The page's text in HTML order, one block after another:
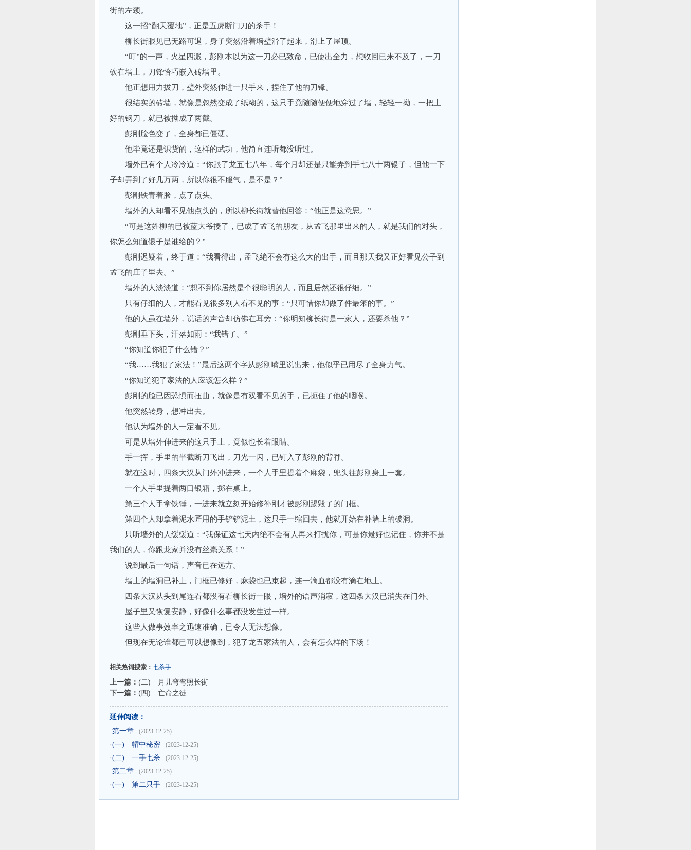
街的左颈。
这一招“翻天覆地”，正是五虎断门刀的杀手！
柳长街眼见已无路可退，身子突然沿着墙壁滑了起来，滑上了屋顶。
“叮”的一声，火星四溅，彭刚本以为这一刀必已致命，已使出全力，想收回已来不及了，一刀
砍在墙上，刀锋恰巧嵌入砖墙里。
他正想用力拔刀，壁外突然伸进一只手来，捏住了他的刀锋。
很结实的砖墙，就像是忽然变成了纸糊的，这只手竟随随便便地穿过了墙，轻轻一拗，一把上
好的钢刀，就已被拗成了两截。
彭刚脸色变了，全身都已僵硬。
他毕竟还是识货的，这样的武功，他简直连听都没听过。
墙外已有个人冷冷道：“你跟了龙五七八年，每个月却还是只能弄到手七八十两银子，但他一下
子却弄到了好几万两，所以你很不服气，是不是？”
彭刚铁青着脸，点了点头。
墙外的人却看不见他点头的，所以柳长街就替他回答：“他正是这意思。”
“可是这姓柳的已被蓝大爷揍了，已成了孟飞的朋友，从孟飞那里出来的人，就是我们的对头，
你怎么知道银子是谁给的？”
彭刚迟疑着，终于道：“我看得出，孟飞绝不会有这么大的出手，而且那天我又正好看见公子到
孟飞的庄子里去。”
墙外的人淡淡道：“想不到你居然是个很聪明的人，而且居然还很仔细。”
只有仔细的人，才能看见很多别人看不见的事：“只可惜你却做了件最笨的事。”
他的人虽在墙外，说话的声音却仿佛在耳旁：“你明知柳长街是一家人，还要杀他？”
彭刚垂下头，汗落如雨：“我错了。”
“你知道你犯了什么错？”
“我……我犯了家法！”最后这两个字从彭刚嘴里说出来，他似乎已用尽了全身力气。
“你知道犯了家法的人应该怎么样？”
彭刚的脸已因恐惧而扭曲，就像是有双看不见的手，已扼住了他的咽喉。
他突然转身，想冲出去。
他认为墙外的人一定看不见。
可是从墙外伸进来的这只手上，竟似也长着眼睛。
手一挥，手里的半截断刀飞出，刀光一闪，已钉入了彭刚的背脊。
就在这时，四条大汉从门外冲进来，一个人手里提着个麻袋，兜头往彭刚身上一套。
一个人手里提着两口银箱，掷在桌上。
第三个人手拿铁锤，一进来就立刻开始修补刚才被彭刚踢毁了的门框。
第四个人却拿着泥水匠用的手铲铲泥土，这只手一缩回去，他就开始在补墙上的破洞。
只听墙外的人缓缓道：“我保证这七天内绝不会有人再来打扰你，可是你最好也记住，你并不是
我们的人，你跟龙家并没有丝毫关系！”
说到最后一句话，声音已在远方。
墙上的墙洞已补上，门框已修好，麻袋也已束起，连一滴血都没有滴在地上。
四条大汉从头到尾连看都没有看柳长街一眼，墙外的语声消寂，这四条大汉已消失在门外。
屋子里又恢复安静，好像什么事都没发生过一样。
这些人做事效率之迅速准确，已令人无法想像。
但现在无论谁都已可以想像到，犯了龙五家法的人，会有怎么样的下场！
相关热词搜索： 七杀手
上一篇： (二) 月儿弯弯照长街
下一篇： (四) 亡命之徒
延伸阅读：
·第一章 (2023-12-25)
·(一) 帽中秘密 (2023-12-25)
·(二) 一手七杀 (2023-12-25)
·第二章 (2023-12-25)
·(一) 第二只手 (2023-12-25)